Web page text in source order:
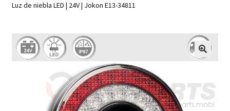
CLAXONES
Luz de niebla LED | 24V | Jokon E13-34811